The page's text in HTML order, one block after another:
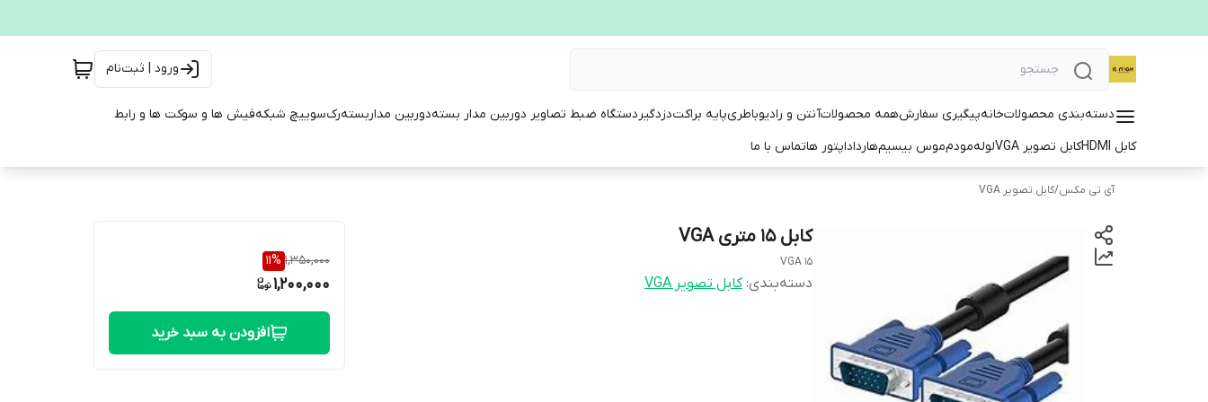
ورود | ثبت‌نام
دسته‌بندی محصولاتخانهپیگیری سفارشهمه محصولاتآنتن و رادیوباطریپایه براکتدزدگیردستگاه ضبط تصاویر دوربین مدار بستهدوربین مداربستهرکسوییچ شبکهفیش ها و سوکت ها و رابط
کابل HDMI
کابل تصویر VGA لولهمودمموس بیسیمهارداداپتور هاتماس با ما
آی تی مکس/کابل تصویر VGA
کابل 15 متری VGA
VGA 15
دسته‌بندی:کابل تصویر VGA
1,350,000
11%
1,200,000
افزودن به سبد خرید